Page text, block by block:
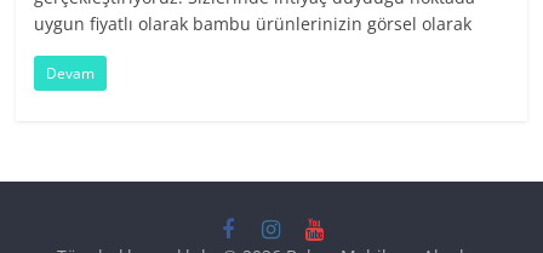
uygun fiyatlı olarak bambu ürünlerinizin görsel olarak
Devam